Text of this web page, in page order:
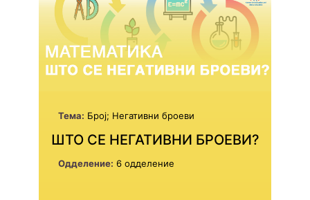
Тема: Број; Негативни броеви
ШТО СЕ НЕГАТИВНИ БРОЕВИ?
Одделение: 6 одделение